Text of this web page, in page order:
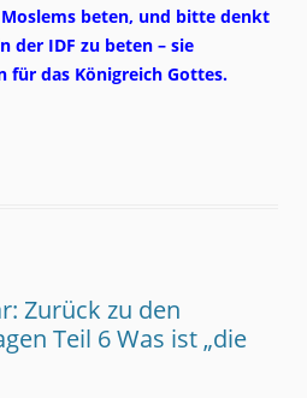
beten, und bitte denkt
der IDF zu beten – sie
für das Königreich Gottes.
Zurück zu den
Teil 6 Was ist „die